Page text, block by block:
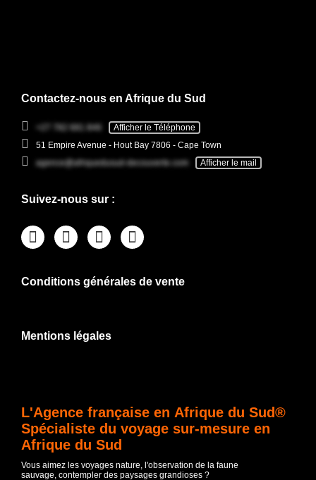
Contactez-nous en Afrique du Sud
+27 782 681 846
Afficher le Téléphone
51 Empire Avenue - Hout Bay 7806 - Cape Town
agence@afriquedusud-decouverte.com
Afficher le mail
Suivez-nous sur :
Conditions générales de vente
Mentions légales
L'Agence française en Afrique du Sud®
Spécialiste du voyage sur-mesure en
Afrique du Sud
Vous aimez les voyages nature, l'observation de la faune
sauvage, contempler des paysages grandioses ?